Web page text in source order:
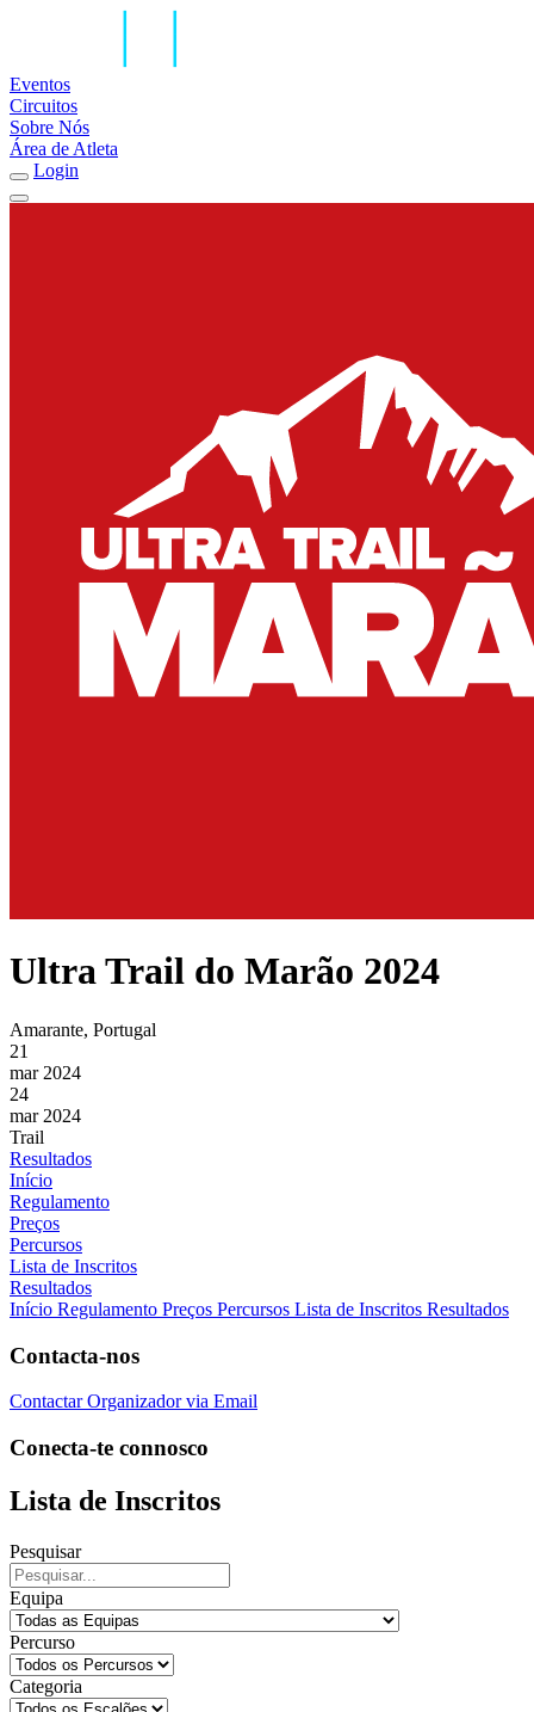
Eventos
Circuitos
Sobre Nós
Área de Atleta
Login
Ultra Trail do Marão 2024
Amarante, Portugal
21
mar 2024
24
mar 2024
Trail
Resultados
Início
Regulamento
Preços
Percursos
Lista de Inscritos
Resultados
Início Regulamento Preços Percursos Lista de Inscritos Resultados
Contacta-nos
Contactar Organizador via Email
Conecta-te connosco
Lista de Inscritos
Pesquisar
Equipa
Percurso
Categoria